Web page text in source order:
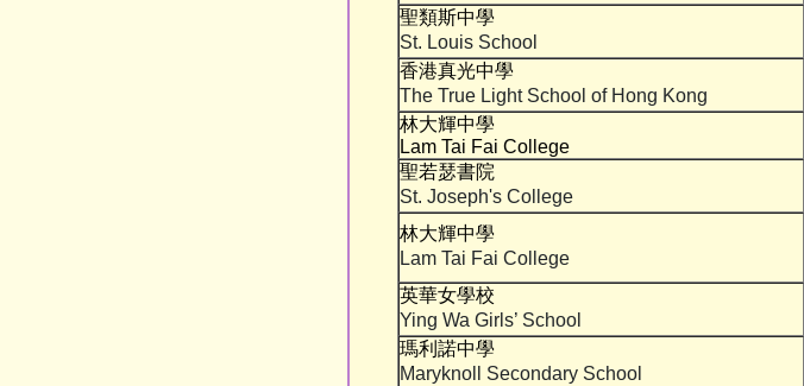
聖類斯中學
St. Louis School
香港真光中學
The True Light School of Hong Kong
林大輝中學
Lam Tai Fai College
聖若瑟書院
St. Joseph's College
林大輝中學
Lam Tai Fai College
英華女學校
Ying Wa Girls’ School
瑪利諾中學
Maryknoll Secondary School